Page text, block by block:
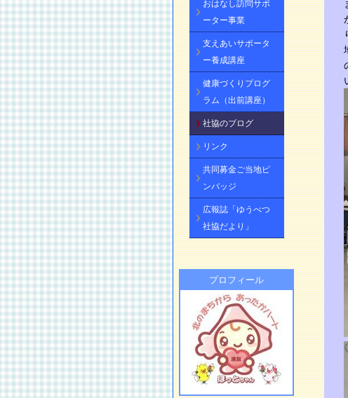
おはなし訪問サポ
ーター事業
支えあいサポータ
ー養成講座
健康づくりプログ
ラム（出前講座）
社協のブログ
リンク
共同募金ご当地ピ
ンバッジ
広報誌「ゆうべつ
社協だより」
プロフィール